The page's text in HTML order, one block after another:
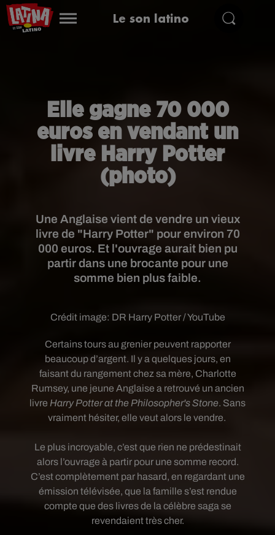
Le son latino
Elle gagne 70 000
euros en vendant un
livre Harry Potter
(photo)
Une Anglaise vient de vendre un vieux
livre de "Harry Potter" pour environ 70
000 euros. Et l'ouvrage aurait bien pu
partir dans une brocante pour une
somme bien plus faible.
Crédit image: DR Harry Potter / YouTube
Certains tours au grenier peuvent rapporter
beaucoup d’argent. Il y a quelques jours, en
faisant du rangement chez sa mère, Charlotte
Rumsey, une jeune Anglaise a retrouvé un ancien
livre Harry Potter at the Philosopher's Stone. Sans
vraiment hésiter, elle veut alors le vendre.
Le plus incroyable, c’est que rien ne prédestinait
alors l’ouvrage à partir pour une somme record.
C’est complètement par hasard, en regardant une
émission télévisée, que la famille s’est rendue
compte que des livres de la célèbre saga se
revendaient très cher.